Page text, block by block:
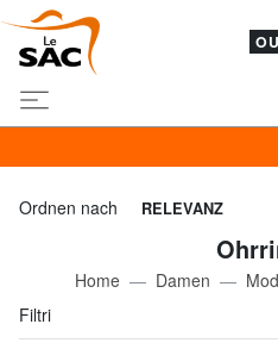
Ordnen nach RELEVANZ
Home Damen
Filtri